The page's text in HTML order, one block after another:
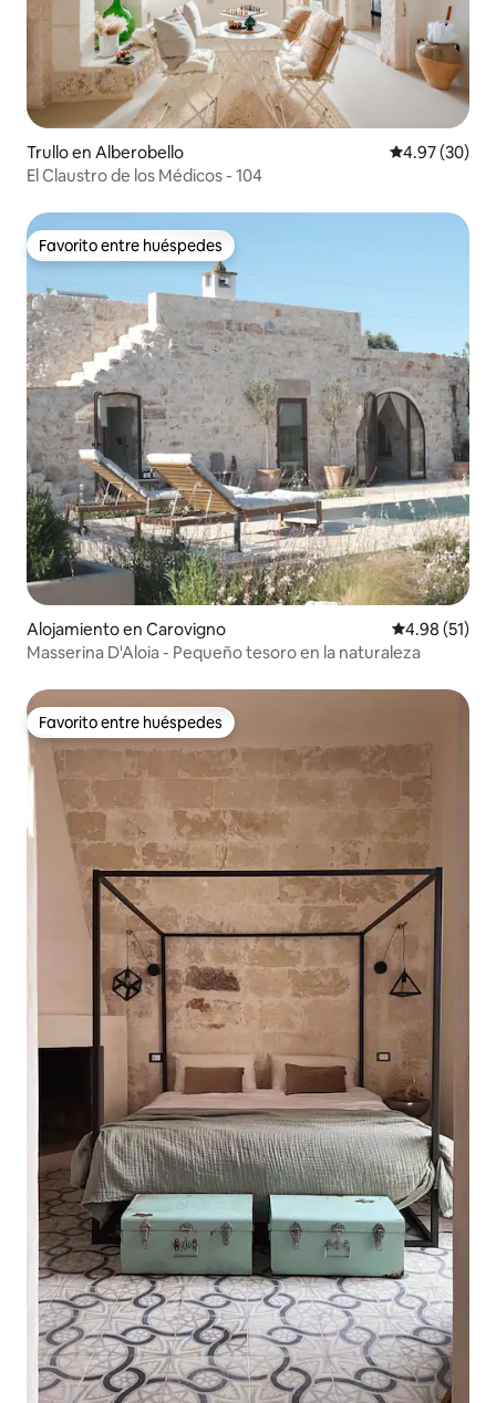
Trullo en Alberobello Calificación
4.97 (30)
El Claustro de los Médicos - 104
Favorito entre huéspedes
Favorito entre huéspedes
Alojamiento en Carovigno Calificación
4.98 (51)
Masserina D'Aloia - Pequeño tesoro en la naturaleza
Favorito entre huéspedes
Favorito entre huéspedes